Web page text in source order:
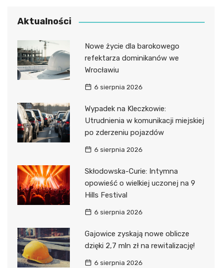
Aktualności
Nowe życie dla barokowego
refektarza dominikanów we
Wrocławiu
6 sierpnia 2026
Wypadek na Kleczkowie:
Utrudnienia w komunikacji miejskiej
po zderzeniu pojazdów
6 sierpnia 2026
Skłodowska-Curie: Intymna
opowieść o wielkiej uczonej na 9
Hills Festival
6 sierpnia 2026
Gajowice zyskają nowe oblicze
dzięki 2,7 mln zł na rewitalizację!
6 sierpnia 2026